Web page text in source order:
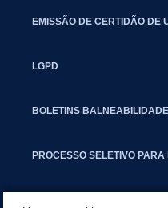
EMISSÃO DE CERTIDÃO DE
LGPD
BOLETINS
PROCESSO SELETIVO